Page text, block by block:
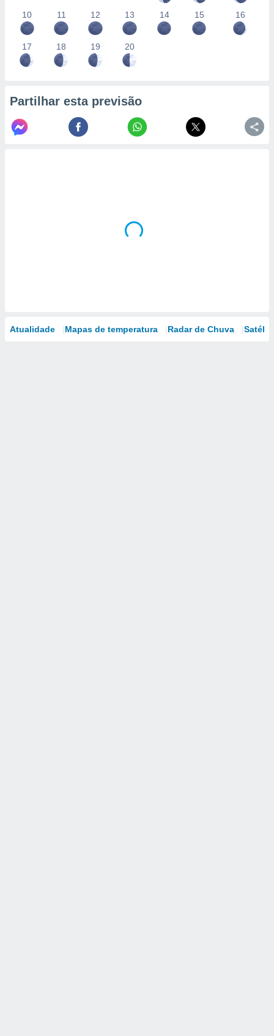
10 11 12 13 14 15 16
17 18 19 20
Partilhar esta previsão
Atualidade Mapas de temperatura Radar de Chuva